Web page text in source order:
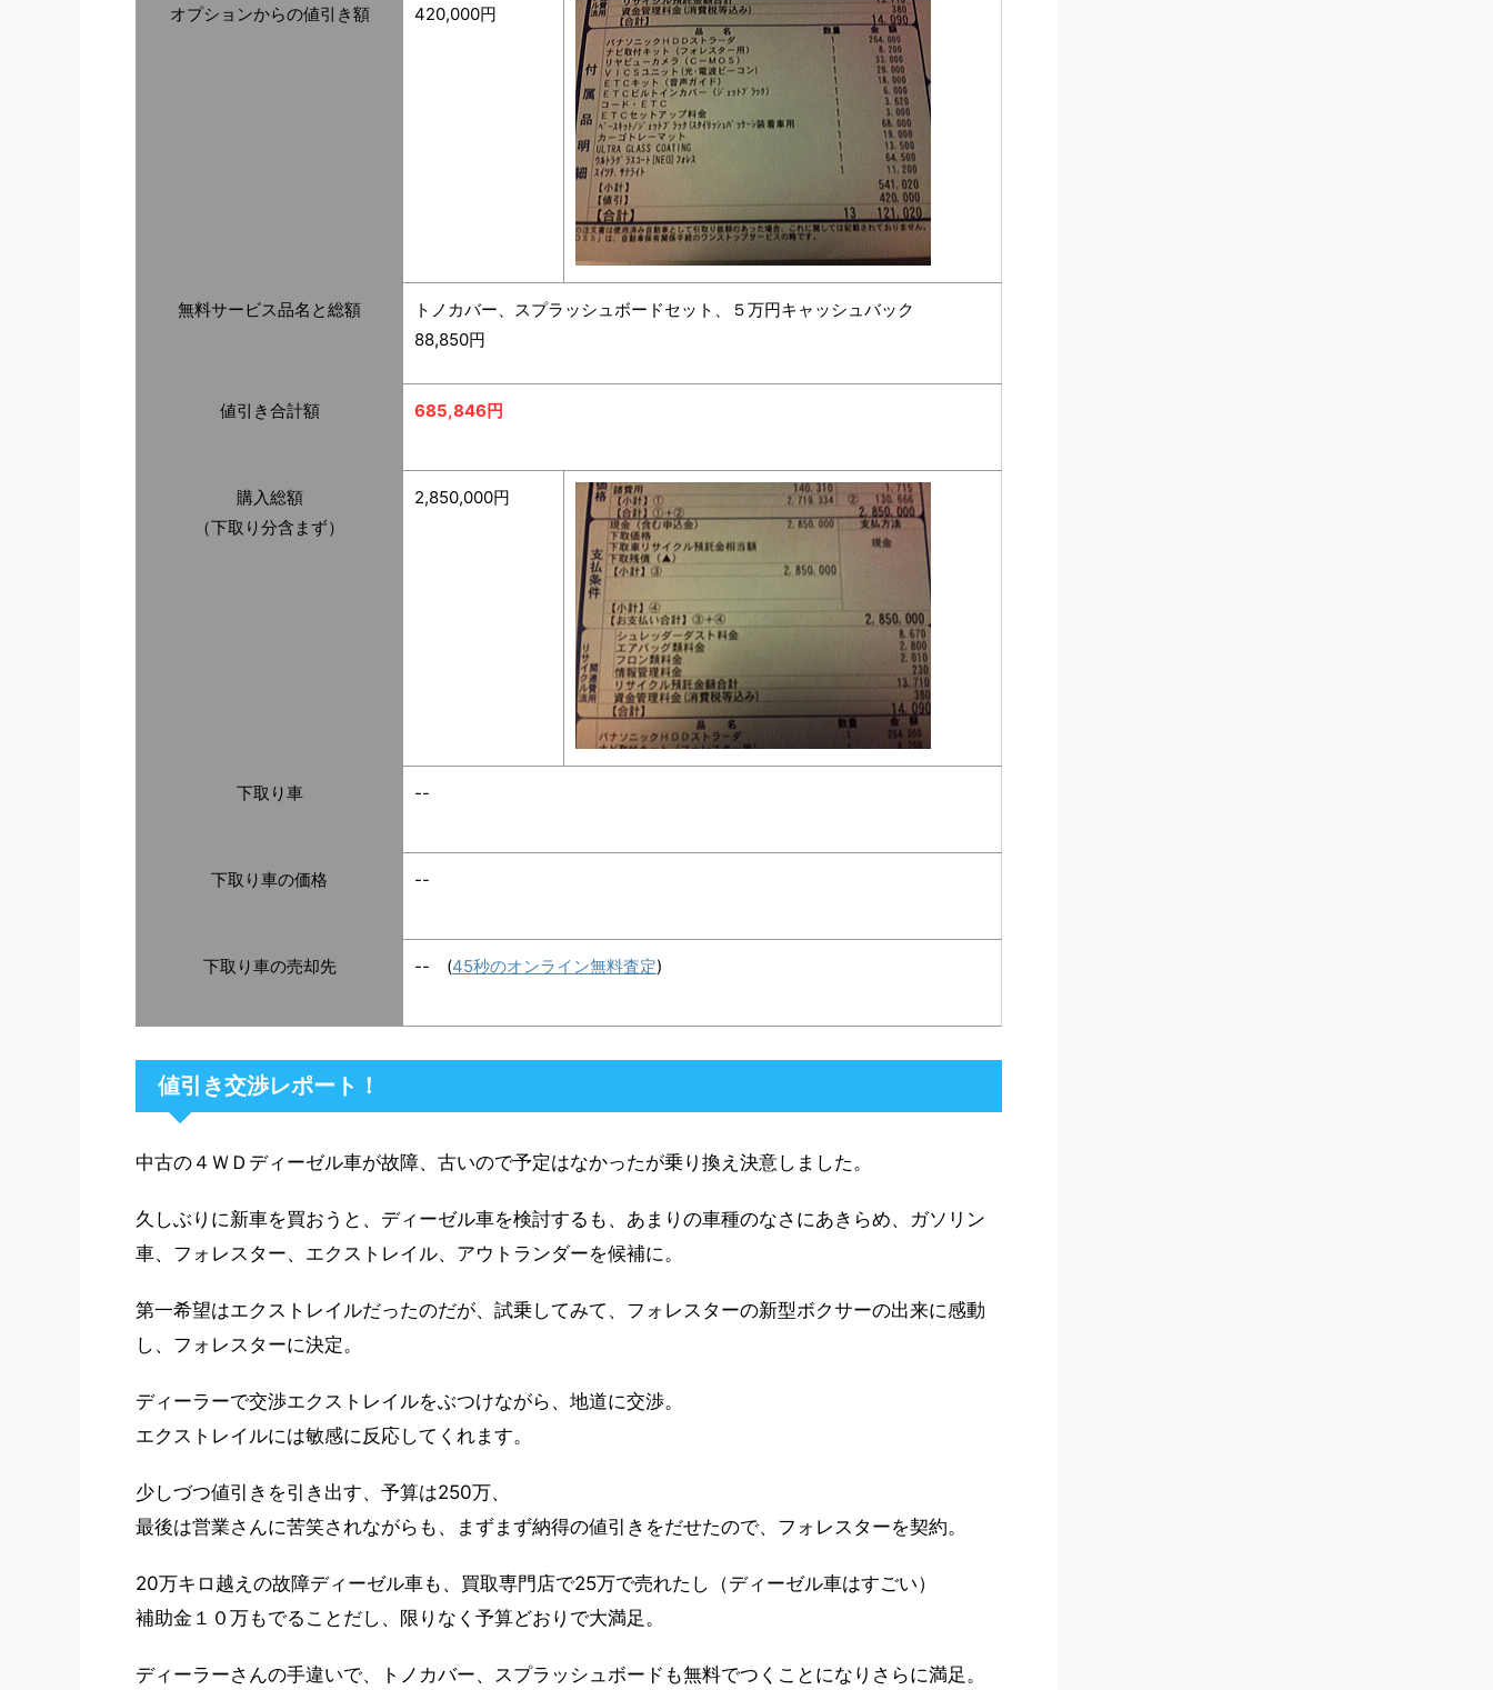
オプションからの値引き額 420,000円
無料サービス品名と総額
トノカバー、スプラッシュボードセット、５万円キャッシュバック
88,850円
値引き合計額 685,846円
購入総額
（下取り分含まず）
2,850,000円
下取り車 --
下取り車の価格 --
下取り車の売却先 -- (45秒のオンライン無料査定)
値引き交渉レポート！
中古の４ＷＤディーゼル車が故障、古いので予定はなかったが乗り換え決意しました。
久しぶりに新車を買おうと、ディーゼル車を検討するも、あまりの車種のなさにあきらめ、ガソリン
車、フォレスター、エクストレイル、アウトランダーを候補に。
第一希望はエクストレイルだったのだが、試乗してみて、フォレスターの新型ボクサーの出来に感動
し、フォレスターに決定。
ディーラーで交渉エクストレイルをぶつけながら、地道に交渉。
エクストレイルには敏感に反応してくれます。
少しづつ値引きを引き出す、予算は250万、
最後は営業さんに苦笑されながらも、まずまず納得の値引きをだせたので、フォレスターを契約。
20万キロ越えの故障ディーゼル車も、買取専門店で25万で売れたし（ディーゼル車はすごい）
補助金１０万もでることだし、限りなく予算どおりで大満足。
ディーラーさんの手違いで、トノカバー、スプラッシュボードも無料でつくことになりさらに満足。